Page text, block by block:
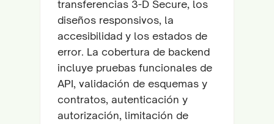
transferencias 3-D Secure, los
diseños responsivos, la
accesibilidad y los estados de
error. La cobertura de backend
incluye pruebas funcionales de
API, validación de esquemas y
contratos, autenticación y
autorización, limitación de